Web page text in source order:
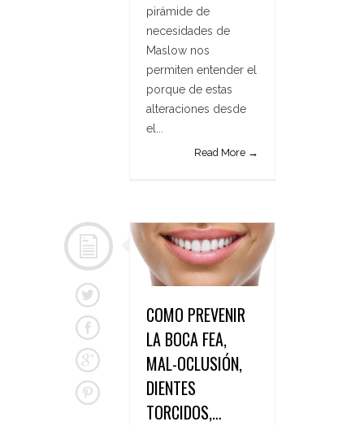
pirámide de
necesidades de
Maslow nos
permiten entender el
porque de estas
alteraciones desde
el...
Read More →
COMO PREVENIR
LA BOCA FEA,
MAL-OCLUSIÓN,
DIENTES
TORCIDOS,…